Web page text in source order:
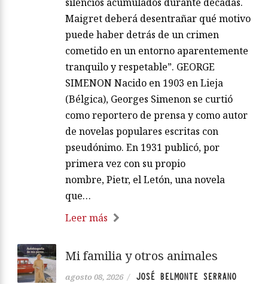
Maigret deberá desentrañar qué motivo
puede haber detrás de un crimen
cometido en un entorno aparentemente
tranquilo y respetable”. GEORGE
SIMENON Nacido en 1903 en Lieja
(Bélgica), Georges Simenon se curtió
como reportero de prensa y como autor
de novelas populares escritas con
pseudónimo. En 1931 publicó, por
primera vez con su propio
nombre, Pietr, el Letón, una novela
que…
Leer más
Mi familia y otros animales
agosto 08, 2026 / JOSÉ BELMONTE SERRANO